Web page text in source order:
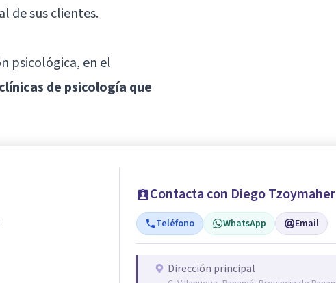
de sus clientes.
psicológica, en el
de psicología que
Contacta con Diego Tzoymaher
Teléfono WhatsApp Email
Dirección principal